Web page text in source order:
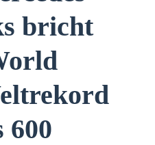
bricht
600